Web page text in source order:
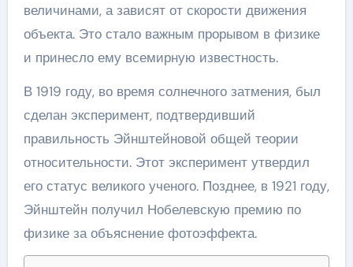
величинами, а зависят от скорости движения
объекта. Это стало важным прорывом в физике
и принесло ему всемирную известность.
В 1919 году, во время солнечного затмения, был
сделан эксперимент, подтвердивший
правильность Эйнштейновой общей теории
относительности. Этот эксперимент утвердил
его статус великого ученого. Позднее, в 1921 году,
Эйнштейн получил Нобелевскую премию по
физике за объяснение фотоэффекта.